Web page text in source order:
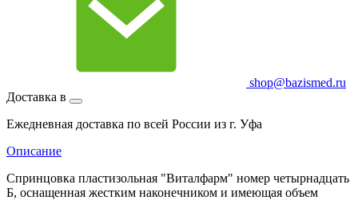
shop@bazismed.ru
Доставка в
Ежедневная доставка по всей России из г. Уфа
Описание
Спринцовка пластизольная "Виталфарм" номер четырнадцать
Б, оснащенная жестким наконечником и имеющая объем